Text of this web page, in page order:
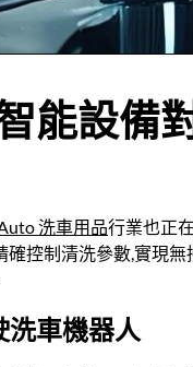
能設備
洗車用品行業也正
確控制清洗參數,實現
洗車機器人